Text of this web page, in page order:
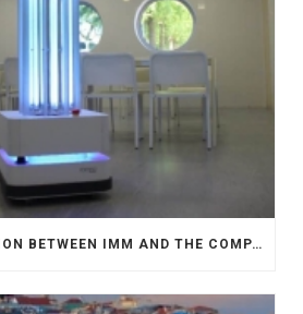
NEW COLLABORATION BETWEEN IMM AND THE COMPANIES DYNASYS & IDMIND